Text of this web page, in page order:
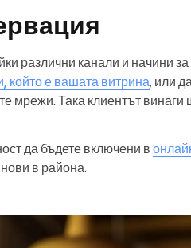
различни канали и начини
който е вашата витрина, или
мрежи. Така клиентът
да бъдете включени в
в района.